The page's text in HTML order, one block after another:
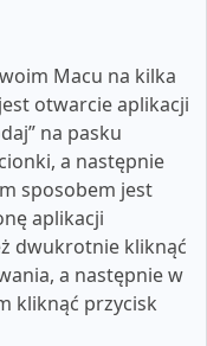
Macu na kilka
otwarcie aplikacji
na pasku
a następnie
sposobem jest
aplikacji
dwukrotnie kliknąć
a następnie w
kliknąć przycisk